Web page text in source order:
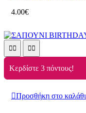
4.00€
Κερδίστε 3 πόντους!
Προσθήκη στο καλάθι